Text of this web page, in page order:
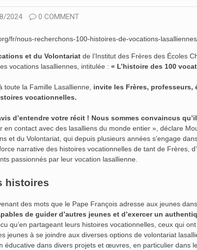
2024 0 COMMENT
fr/nous-recherchons-100-histoires-de-vocations-
et du Volontariat de l’Institut des Frères des Écoles
vocations lasalliennes, intitulée : « L’histoire des 100
toute la Famille Lasallienne, invite les Frères,
vocationnelles.
d’entendre votre récit ! Nous sommes convaincus
en contact avec des lasalliens du monde entier », déclare
et du Volontariat, qui depuis plusieurs années s’engage
narrative des histoires vocationnelles de tant de Frères,
passionnés par leur vocation lasallienne.
histoires
des mots que le Pape François adresse aux jeunes
de guider d’autres jeunes et d’exercer un
qu’en partageant leurs histoires vocationnelles, ceux qui
jeunes à se joindre aux diverses options de volontariat
éducative dans divers projets et œuvres, en particulier dans